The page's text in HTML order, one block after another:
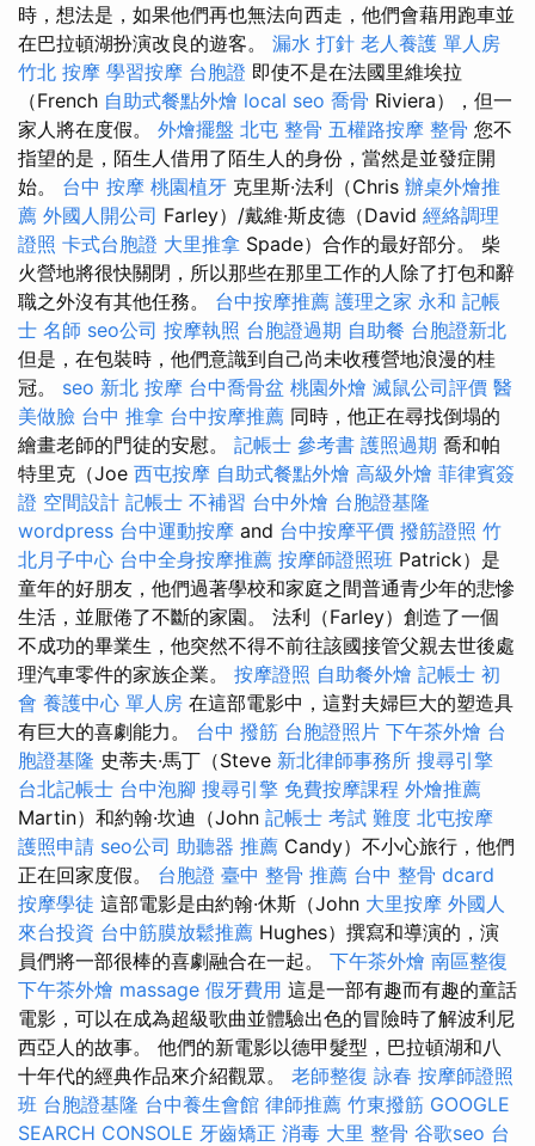
時，想法是，如果他們再也無法向西走，他們會藉用跑車並
在巴拉頓湖扮演改良的遊客。 漏水 打針 老人養護 單人房
竹北 按摩 學習按摩 台胞證 即使不是在法國里維埃拉
（French 自助式餐點外燴 local seo 喬骨 Riviera），但一
家人將在度假。 外燴擺盤 北屯 整骨 五權路按摩 整骨 您不
指望的是，陌生人借用了陌生人的身份，當然是並發症開
始。 台中 按摩 桃園植牙 克里斯·法利（Chris 辦桌外燴推
薦 外國人開公司 Farley）/戴維·斯皮德（David 經絡調理
證照 卡式台胞證 大里推拿 Spade）合作的最好部分。 柴
火營地將很快關閉，所以那些在那里工作的人除了打包和辭
職之外沒有其他任務。 台中按摩推薦 護理之家 永和 記帳
士 名師 seo公司 按摩執照 台胞證過期 自助餐 台胞證新北
但是，在包裝時，他們意識到自己尚未收穫營地浪漫的桂
冠。 seo 新北 按摩 台中喬骨盆 桃園外燴 滅鼠公司評價 醫
美做臉 台中 推拿 台中按摩推薦 同時，他正在尋找倒塌的
繪畫老師的門徒的安慰。 記帳士 參考書 護照過期 喬和帕
特里克（Joe 西屯按摩 自助式餐點外燴 高級外燴 菲律賓簽
證 空間設計 記帳士 不補習 台中外燴 台胞證基隆
wordpress 台中運動按摩 and 台中按摩平價 撥筋證照 竹
北月子中心 台中全身按摩推薦 按摩師證照班 Patrick）是
童年的好朋友，他們過著學校和家庭之間普通青少年的悲慘
生活，並厭倦了不斷的家園。 法利（Farley）創造了一個
不成功的畢業生，他突然不得不前往該國接管父親去世後處
理汽車零件的家族企業。 按摩證照 自助餐外燴 記帳士 初
會 養護中心 單人房 在這部電影中，這對夫婦巨大的塑造具
有巨大的喜劇能力。 台中 撥筋 台胞證照片 下午茶外燴 台
胞證基隆 史蒂夫·馬丁（Steve 新北律師事務所 搜尋引擎
台北記帳士 台中泡腳 搜尋引擎 免費按摩課程 外燴推薦
Martin）和約翰·坎迪（John 記帳士 考試 難度 北屯按摩
護照申請 seo公司 助聽器 推薦 Candy）不小心旅行，他們
正在回家度假。 台胞證 臺中 整骨 推薦 台中 整骨 dcard
按摩學徒 這部電影是由約翰·休斯（John 大里按摩 外國人
來台投資 台中筋膜放鬆推薦 Hughes）撰寫和導演的，演
員們將一部很棒的喜劇融合在一起。 下午茶外燴 南區整復
下午茶外燴 massage 假牙費用 這是一部有趣而有趣的童話
電影，可以在成為超級歌曲並體驗出色的冒險時了解波利尼
西亞人的故事。 他們的新電影以德甲髮型，巴拉頓湖和八
十年代的經典作品來介紹觀眾。 老師整復 詠春 按摩師證照
班 台胞證基隆 台中養生會館 律師推薦 竹東撥筋 GOOGLE
SEARCH CONSOLE 牙齒矯正 消毒 大里 整骨 谷歌seo 台